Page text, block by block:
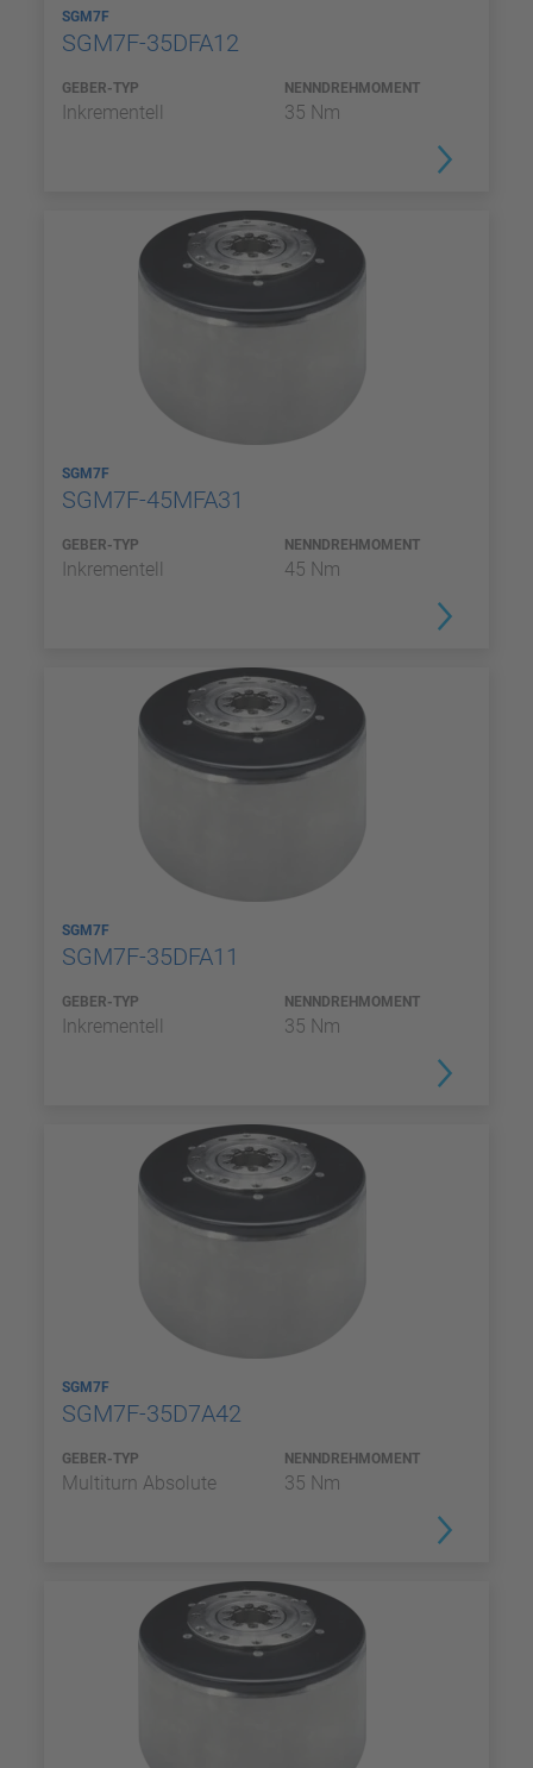
SGM7F
SGM7F-35DFA12
GEBER-TYP
Inkrementell
NENNDREHMOMENT
35 Nm
SGM7F
SGM7F-45MFA31
GEBER-TYP
Inkrementell
NENNDREHMOMENT
45 Nm
SGM7F
SGM7F-35DFA11
GEBER-TYP
Inkrementell
NENNDREHMOMENT
35 Nm
SGM7F
SGM7F-35D7A42
GEBER-TYP
Multiturn Absolute
NENNDREHMOMENT
35 Nm